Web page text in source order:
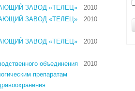
ЗАВОД «ТЕЛЕЦ»
2010
ЗАВОД «ТЕЛЕЦ» 2010
ЗАВОД «ТЕЛЕЦ» 2010
объединения
препаратам
2010